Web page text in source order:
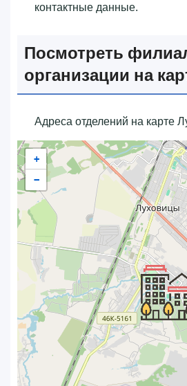
контактные данные.
Посмотреть
организации на
Адреса отделений на карте
+
−